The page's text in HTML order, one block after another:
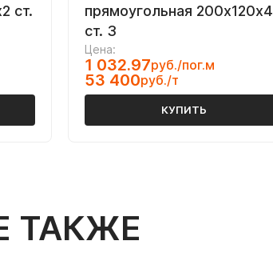
ст.
прямоугольная 200х120х4
ст. 3
Цена:
1 032.97руб./пог.м
53 400руб./т
КУПИТЬ
ТАКЖЕ